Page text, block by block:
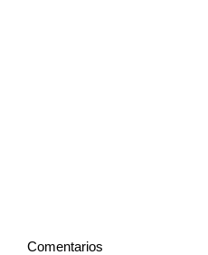
Comentarios